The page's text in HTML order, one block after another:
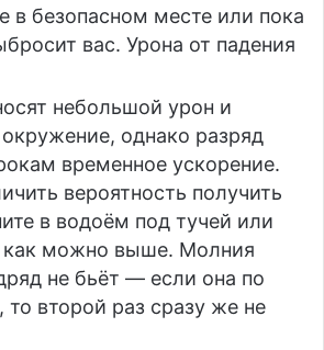
в безопасном месте или пока
вас. Урона от падения
небольшой урон и
однако разряд
временное ускорение.
вероятность получить
в водоём под тучей или
как можно выше. Молния
не бьёт — если она по
то второй раз сразу же не